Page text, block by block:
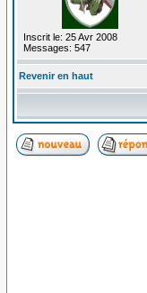
Inscrit le: 25 Avr 2008
Messages: 547
Revenir en haut